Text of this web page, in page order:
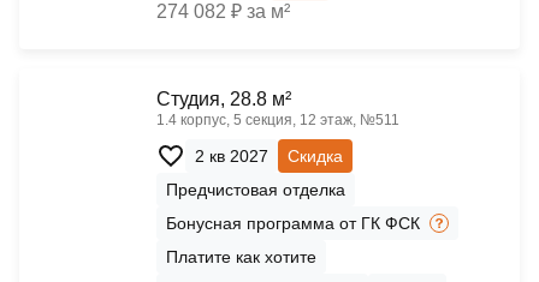
274 082 ₽ за м²
Cтудия, 28.8 м²
1.4 корпус, 5 секция, 12 этаж, №511
2 кв 2027
Скидка
Предчистовая отделка
Бонусная программа от ГК ФСК
Платите как хотите